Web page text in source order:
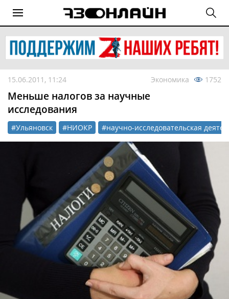
15.06.2011, 11:24 Экономика 1752
Меньше налогов за научные
исследования
#Ульяновск #НИОКР #научно-исследовательская